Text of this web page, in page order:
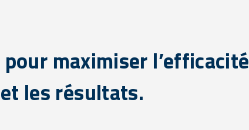
maximiser l’efficacité
et les résultats.